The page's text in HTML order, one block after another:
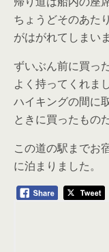
ちょうどそのあた
がはがれてしまい
ずいぶん前に買っ
よく持ってくれまし
ハイキングの間に
ときに買ったもの
この道の駅までお
に泊まりました。